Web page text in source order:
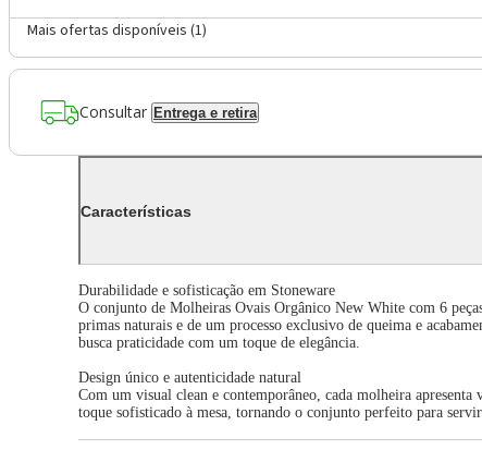
Mais ofertas disponíveis (1)
Consultar Entrega e retira
Características
Durabilidade e sofisticação em Stoneware
O conjunto de Molheiras Ovais Orgânico New White com 6
primas naturais e de um processo exclusivo de queima e
busca praticidade com um toque de elegância.
Design único e autenticidade natural
Com um visual clean e contemporâneo, cada molheira
toque sofisticado à mesa, tornando o conjunto perfeito para